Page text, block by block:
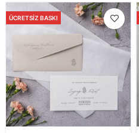
ÜCRETSIZ BASKI